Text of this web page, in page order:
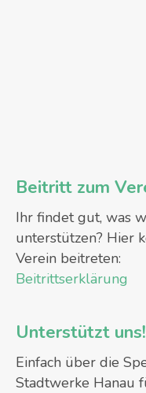
Beitritt zum
Ihr findet gut, was
unterstützen? Hier
Verein beitreten:
Beitrittserklärung
Unterstützt uns!
Einfach über die
Stadtwerke Hanau